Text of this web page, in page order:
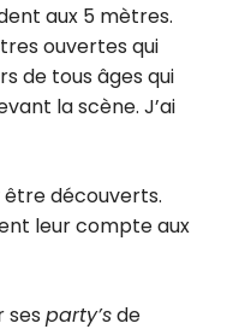
aux 5 mètres.
ouvertes qui
de tous âges qui
la scène. J’ai
être découverts.
leur compte aux
ses party’sde